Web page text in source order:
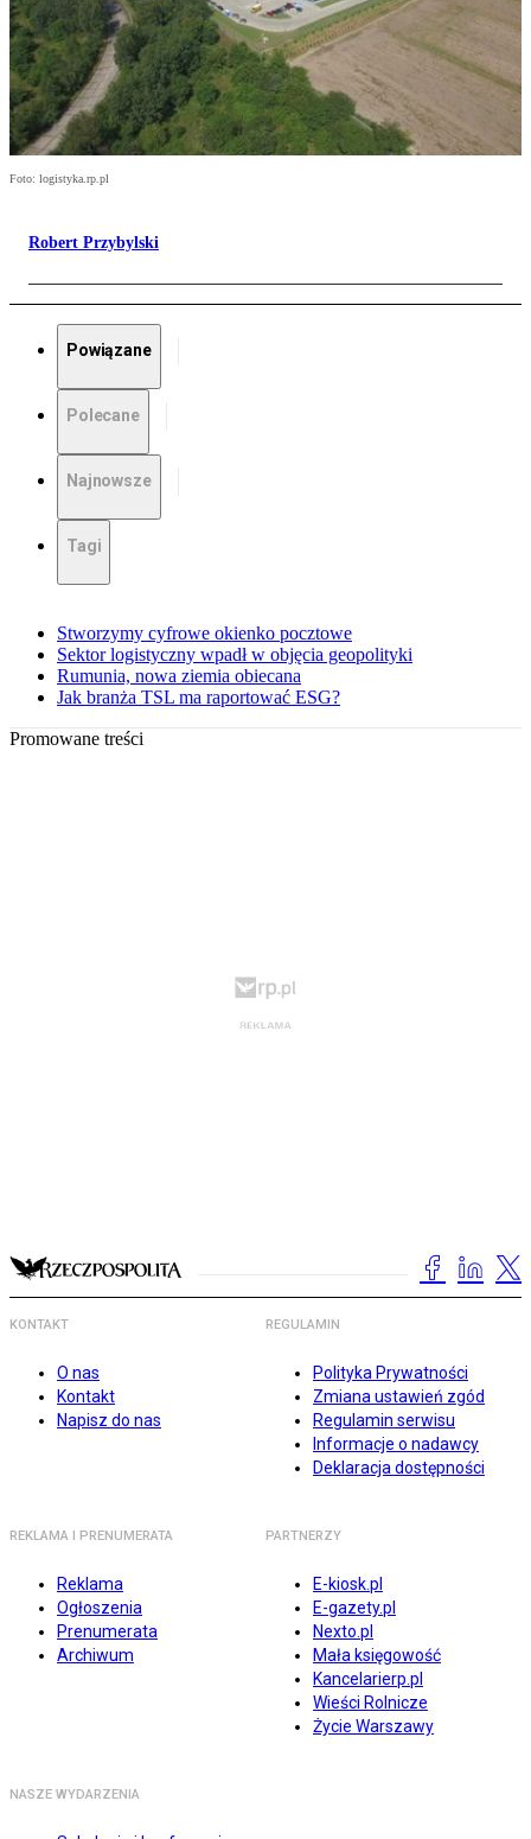
Foto: logistyka.rp.pl
Robert Przybylski
Powiązane
Polecane
Najnowsze
Tagi
Stworzymy cyfrowe okienko pocztowe
Sektor logistyczny wpadł w objęcia geopolityki
Rumunia, nowa ziemia obiecana
Jak branża TSL ma raportować ESG?
Promowane treści
KONTAKT
O nas
Kontakt
Napisz do nas
REGULAMIN
Polityka Prywatności
Zmiana ustawień zgód
Regulamin serwisu
Informacje o nadawcy
Deklaracja dostępności
REKLAMA I PRENUMERATA
Reklama
Ogłoszenia
Prenumerata
Archiwum
PARTNERZY
E-kiosk.pl
E-gazety.pl
Nexto.pl
Mała księgowość
Kancelarierp.pl
Wieści Rolnicze
Życie Warszawy
NASZE WYDARZENIA